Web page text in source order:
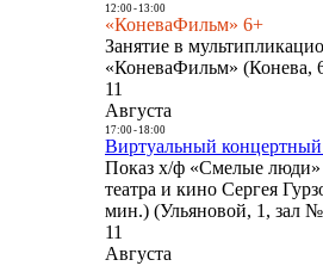
12:00- 13:00
«КоневаФильм» 6+
Занятие в
«КоневаФильм» (Конева,
11
Августа
17:00- 18:00
Виртуальный концертный
Показ х/ф «Смелые люди»
театра и кино Сергея
мин.) (Ульяновой, 1, зал
11
Августа